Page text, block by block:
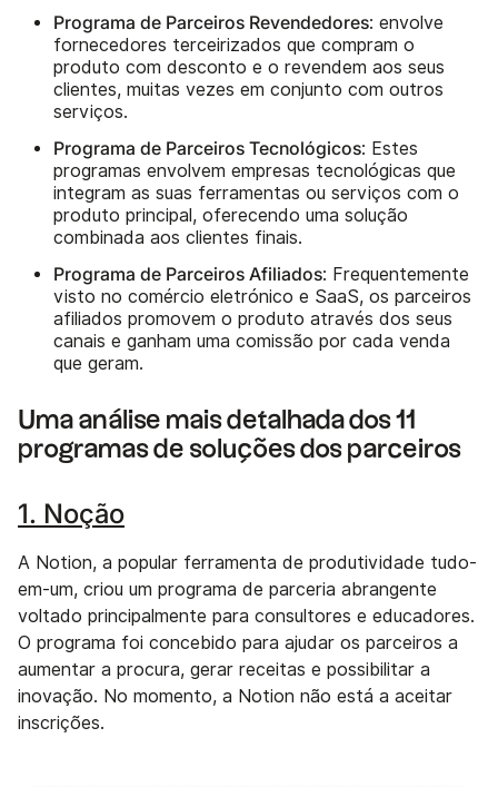
Programa de Parceiros Revendedores: envolve
fornecedores terceirizados que compram o
produto com desconto e o revendem aos seus
clientes, muitas vezes em conjunto com outros
serviços.
Programa de Parceiros Tecnológicos: Estes
programas envolvem empresas tecnológicas que
integram as suas ferramentas ou serviços com o
produto principal, oferecendo uma solução
combinada aos clientes finais.
Programa de Parceiros Afiliados: Frequentemente
visto no comércio eletrónico e SaaS, os parceiros
afiliados promovem o produto através dos seus
canais e ganham uma comissão por cada venda
que geram.
Uma análise mais detalhada dos 11
programas de soluções dos parceiros
1. Noção
A Notion, a popular ferramenta de produtividade tudo-
em-um, criou um programa de parceria abrangente
voltado principalmente para consultores e educadores.
O programa foi concebido para ajudar os parceiros a
aumentar a procura, gerar receitas e possibilitar a
inovação. No momento, a Notion não está a aceitar
inscrições.